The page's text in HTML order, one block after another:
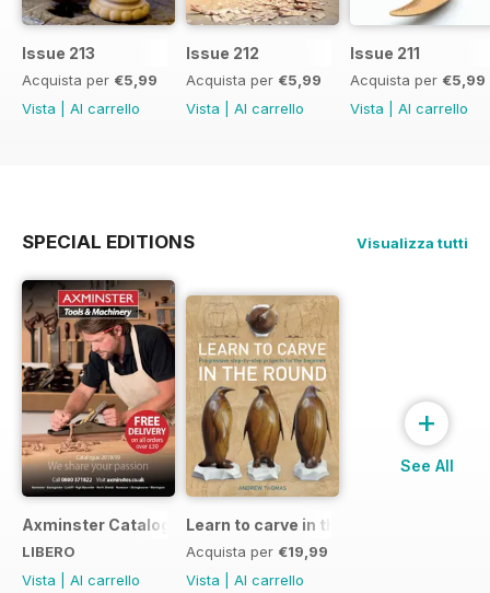
Issue 213
Acquista per €5,99
Vista
Al carrello
Issue 212
Acquista per €5,99
Vista
Al carrello
Issue 211
Acquista per €5,99
Vista
Al carrello
SPECIAL EDITIONS Visualizza tutti
Axminster Catalogue 2019
LIBERO
Vista
Al carrello
Learn to carve in the round
Acquista per €19,99
Vista
Al carrello
+
See All